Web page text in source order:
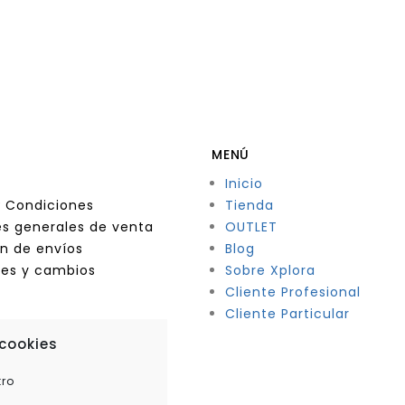
Condiciones
generales de venta
de envíos
y cambios
MENÚ
Inicio
Tienda
OUTLET
Blog
Sobre Xplora
Cliente Profesional
Cliente Particular